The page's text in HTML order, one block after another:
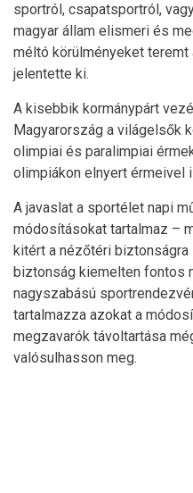
sportról, csapatsportról,
magyar állam elismeri és
méltó körülményeket
jelentette ki.
A kisebbik kormánypárt
Magyarország a világelsők
olimpiai és paralimpiai
olimpiákon elnyert érmeivel
A javaslat a sportélet napi
módosításokat tartalmaz –
kitért a nézőtéri biztonságra
biztonság kiemelten fontos
nagyszabású
tartalmazza azokat a
megzavarók távoltartása
valósulhasson meg.